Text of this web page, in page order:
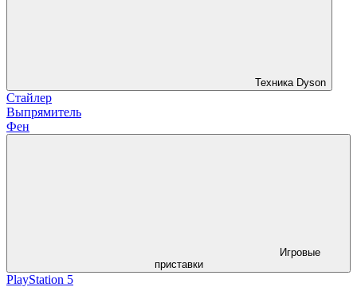
Техника Dyson
Стайлер
Выпрямитель
Фен
Игровые
приставки
PlayStation 5